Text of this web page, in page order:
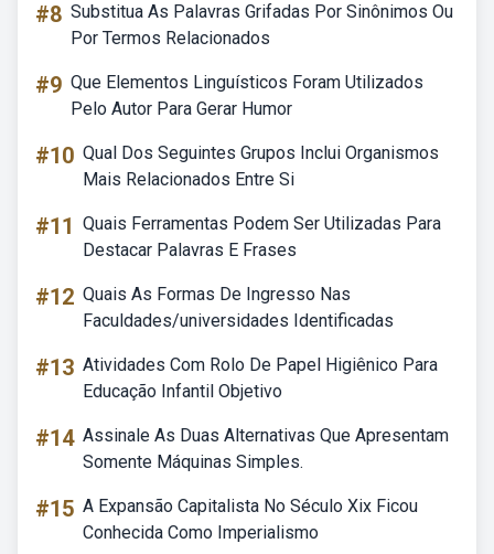
#8 Substitua As Palavras Grifadas Por Sinônimos Ou
Por Termos Relacionados
#9 Que Elementos Linguísticos Foram Utilizados
Pelo Autor Para Gerar Humor
#10 Qual Dos Seguintes Grupos Inclui Organismos
Mais Relacionados Entre Si
#11 Quais Ferramentas Podem Ser Utilizadas Para
Destacar Palavras E Frases
#12 Quais As Formas De Ingresso Nas
Faculdades/universidades Identificadas
#13 Atividades Com Rolo De Papel Higiênico Para
Educação Infantil Objetivo
#14 Assinale As Duas Alternativas Que Apresentam
Somente Máquinas Simples.
#15 A Expansão Capitalista No Século Xix Ficou
Conhecida Como Imperialismo